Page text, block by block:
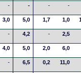
- - - -
3,0 5,0 1,7 1,0
- 4,2 - 2,5
4,0 5,0 2,0 6,0
- 6,5 0,2 11,0